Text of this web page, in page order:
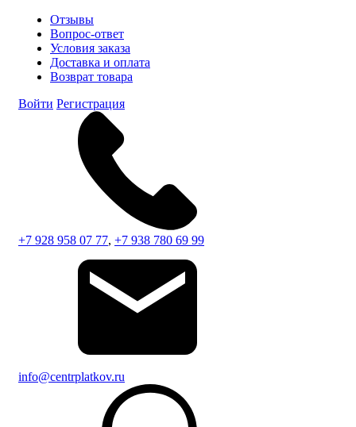
Отзывы
Вопрос-ответ
Условия заказа
Доставка и оплата
Возврат товара
Войти Регистрация
+7 928 958 07 77, +7 938 780 69 99
info@centrplatkov.ru